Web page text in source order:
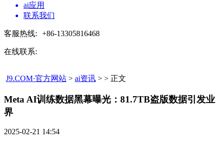
ai应用
联系我们
客服热线: +86-13305816468
在线联系:
J9.COM·官方网站 > ai资讯 > > 正文
Meta AI训练数据黑幕曝光：81.7TB盗版数据引发业
界​
2025-02-21 14:54